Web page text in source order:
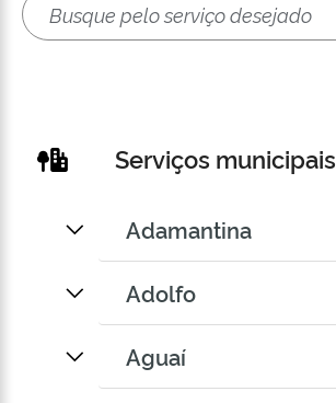
Serviços municipais
Adamantina
Adolfo
Aguaí